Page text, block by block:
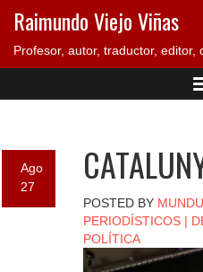
Raimundo Viejo Viñas
Profesor, autor, traductor, editor,
Ago
27
POSTED BY
PERIODÍSTICOS|
POLÍTICA